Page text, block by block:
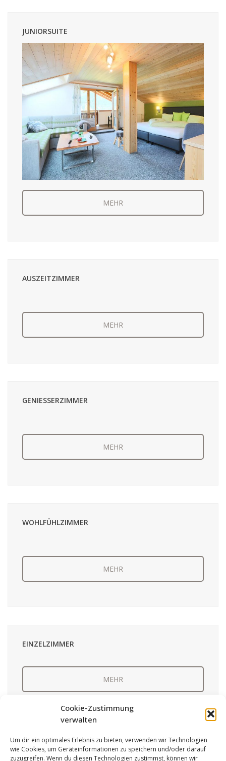
Cookie-Zustimmung
verwalten
Um dir ein optimales Erlebnis zu bieten, verwenden wir Technologien
wie Cookies, um Geräteinformationen zu speichern und/oder darauf
zuzugreifen. Wenn du diesen Technologien zustimmst, können wir
JUNIORSUITE
MEHR
AUSZEITZIMMER
MEHR
GENIESSERZIMMER
MEHR
WOHLFÜHLZIMMER
MEHR
EINZELZIMMER
MEHR
Anfrageformular